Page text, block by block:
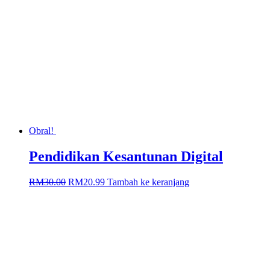
Obral!
Pendidikan Kesantunan Digital
RM30.00 Harga
RM20.99Harga
Tambah ke keranjang